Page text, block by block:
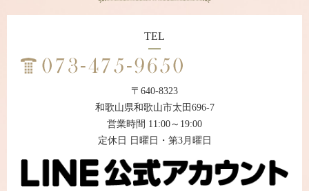
TEL
〒640-8323
和歌山県和歌山市太田696-7
営業時間 11:00～19:00
定休日 日曜日・第3月曜日